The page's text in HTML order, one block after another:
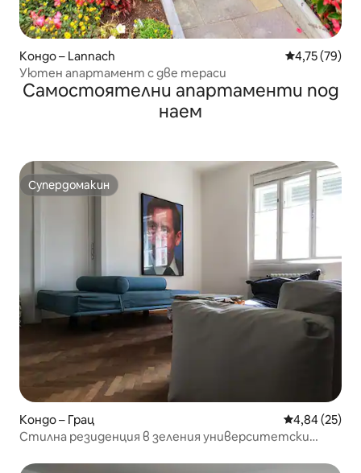
Кондо – Lannach Средна
4,75 (79)
Уютен апартамент с две тераси
Самостоятелни апартаменти под
наем
Супердомакин
Супердомакин
Кондо – Грац Средна
4,84 (25)
Стилна резиденция в зеления университетски